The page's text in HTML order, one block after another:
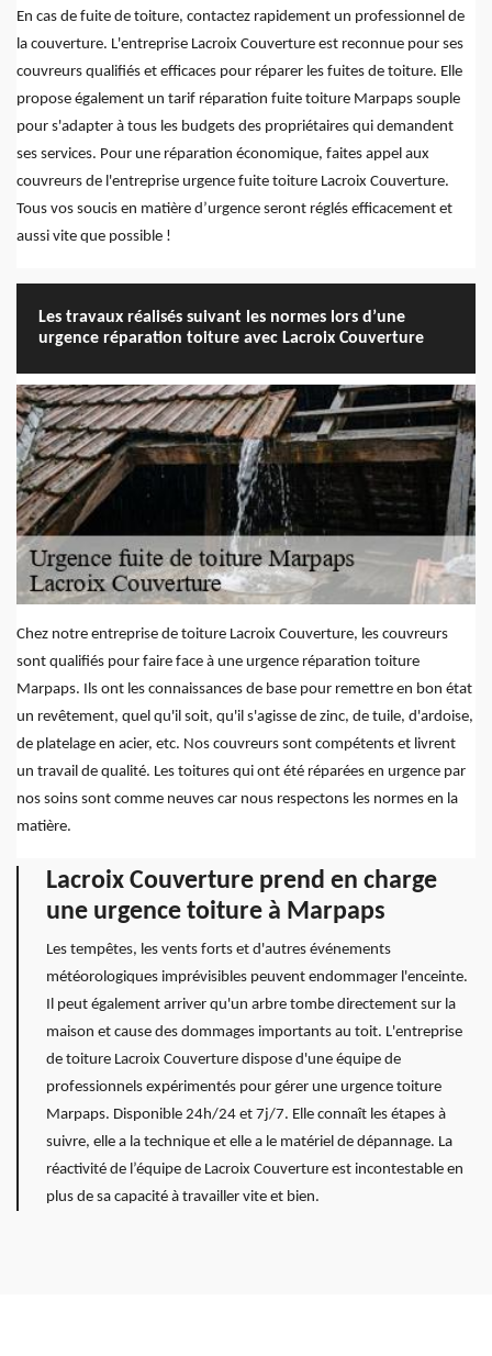
En cas de fuite de toiture, contactez rapidement un professionnel de
la couverture. L'entreprise Lacroix Couverture est reconnue pour ses
couvreurs qualifiés et efficaces pour réparer les fuites de toiture. Elle
propose également un tarif réparation fuite toiture Marpaps souple
pour s'adapter à tous les budgets des propriétaires qui demandent
ses services. Pour une réparation économique, faites appel aux
couvreurs de l'entreprise urgence fuite toiture Lacroix Couverture.
Tous vos soucis en matière d’urgence seront réglés efficacement et
aussi vite que possible !
Les travaux réalisés suivant les normes lors d’une
urgence réparation toiture avec Lacroix Couverture
Chez notre entreprise de toiture Lacroix Couverture, les couvreurs
sont qualifiés pour faire face à une urgence réparation toiture
Marpaps. Ils ont les connaissances de base pour remettre en bon état
un revêtement, quel qu'il soit, qu'il s'agisse de zinc, de tuile, d'ardoise,
de platelage en acier, etc. Nos couvreurs sont compétents et livrent
un travail de qualité. Les toitures qui ont été réparées en urgence par
nos soins sont comme neuves car nous respectons les normes en la
matière.
Lacroix Couverture prend en charge
une urgence toiture à Marpaps
Les tempêtes, les vents forts et d'autres événements
météorologiques imprévisibles peuvent endommager l'enceinte.
Il peut également arriver qu'un arbre tombe directement sur la
maison et cause des dommages importants au toit. L'entreprise
de toiture Lacroix Couverture dispose d'une équipe de
professionnels expérimentés pour gérer une urgence toiture
Marpaps. Disponible 24h/24 et 7j/7. Elle connaît les étapes à
suivre, elle a la technique et elle a le matériel de dépannage. La
réactivité de l’équipe de Lacroix Couverture est incontestable en
plus de sa capacité à travailler vite et bien.